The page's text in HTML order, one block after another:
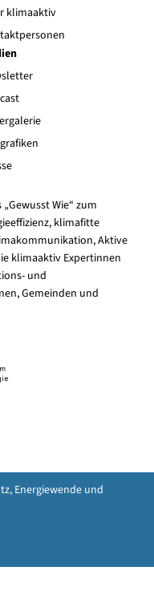
klimaaktiv
Wie“ zum
klimafitte
Aktive
klimaaktiv Expertinnen
und
Gemeinden und
Energiewende und